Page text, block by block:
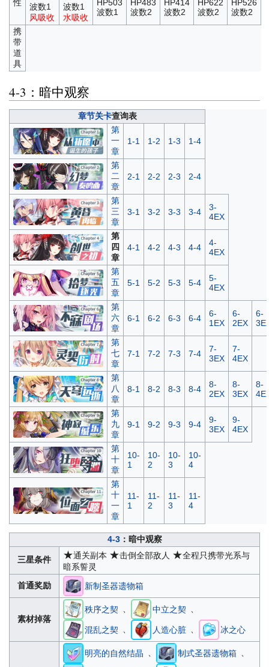
性
波数1
风吸收
波数1
水吸收
HP503
波数1
HP483
波数2
HP414
波数2
HP622
波数2
HP526
波数2
携
带
道
具
4-3：暗中观察
章节关卡查询表
第
一
章
1-1 1-2 1-3 1-4
第
二
章
2-1 2-2 2-3 2-4
第
三
章
3-1 3-2 3-3 3-4
3-
4EX
第
四
章
4-1 4-2 4-3 4-4
4-
4EX
第
五
章
5-1 5-2 5-3 5-4
5-
4EX
第
六
章
6-1 6-2 6-3 6-4
6-
1EX
6-
2EX
6-
第
七
章
7-1 7-2 7-3 7-4
7-
3EX
7-
4EX
第
八
章
8-1 8-2 8-3 8-4
8-
2EX
8-
3EX
8-
第
九
章
9-1 9-2 9-3 9-4
9-
3EX
9-
4EX
第
十
章
10-
1
10-
2
10-
3
10-
4
第
十
一
章
11-
1
11-
2
11-
3
11-
4
4-3：暗中观察
三星条件 ★通关副本 ★击倒全部敌人 ★全程只携带光系与
暗系誓灵
首通奖励
新制圣器遗物箱
素材掉落
秩序之契 中立之契
混乱之契 人造心脏 冰之心
明亮的自然结晶 制式圣器遗物箱